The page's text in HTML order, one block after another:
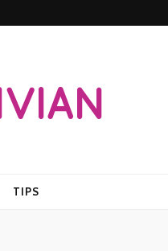
TIPS